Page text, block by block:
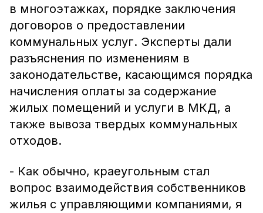
в многоэтажках, порядке заключения
договоров о предоставлении
коммунальных услуг. Эксперты дали
разъяснения по изменениям в
законодательстве, касающимся порядка
начисления оплаты за содержание
жилых помещений и услуги в МКД, а
также вывоза твердых коммунальных
отходов.
- Как обычно, краеугольным стал
вопрос взаимодействия собственников
жилья с управляющими компаниями, я